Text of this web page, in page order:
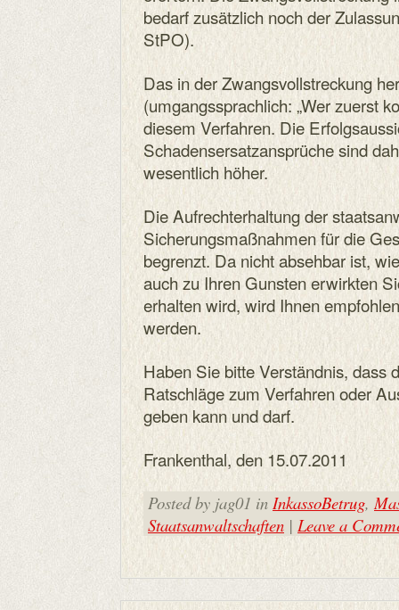
bedarf zusätzlich noch der
StPO).
Das in der Zwangsvollstreckung
(umgangssprachlich: „Wer zuerst
diesem Verfahren. Die
Schadensersatzansprüche sind
wesentlich höher.
Die Aufrechterhaltung der
Sicherungsmaßnahmen für die
begrenzt. Da nicht absehbar ist,
auch zu Ihren Gunsten erwirkten
erhalten wird, wird Ihnen
werden.
Haben Sie bitte Verständnis, dass
Ratschläge zum Verfahren oder
geben kann und darf.
Frankenthal, den 15.07.2011
Posted by jag01 in InkassoBetrug,
Staatsanwaltschaften | Leave a